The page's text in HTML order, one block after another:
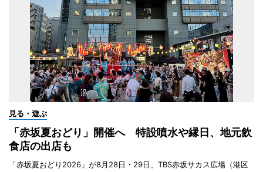
見る・遊ぶ
「赤坂夏おどり」開催へ 特設噴水や縁日、地元飲
食店の出店も
「赤坂夏おどり2026」が8月28日・29日、TBS赤坂サカス広場（港区